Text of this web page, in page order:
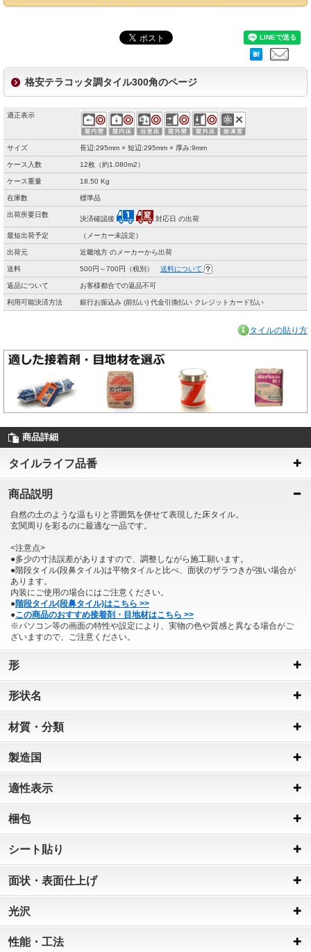
格安テラコッタ調タイル300角のページ
適正表示
サイズ 長辺:295mm × 短辺:295mm × 厚み:9mm
ケース入数 12枚（約1.080m2）
ケース重量 18.50 Kg
在庫数 標準品
出荷所要日数
決済確認後 対応日 の出荷
最短出荷予定 （メーカー未設定）
出荷元 近畿地方 のメーカーから出荷
送料 500円～700円（税別） 送料について
返品について お客様都合での返品不可
利用可能決済方法 銀行お振込み (前払い) 代金引換払い クレジットカード払い
タイルの貼り方
商品詳細
タイルライフ品番
商品説明
自然の土のような温もりと雰囲気を併せて表現した床タイル。
玄関周りを彩るのに最適な一品です。
<注意点>
●多少の寸法誤差がありますので、調整しながら施工願います。
●階段タイル(段鼻タイル)は平物タイルと比べ、面状のザラつきが強い場合が
あります。
内装にご使用の場合にはご注意ください。
●階段タイル(段鼻タイル)はこちら >>
●この商品のおすすめ接着剤・目地材はこちら >>
※パソコン等の画面の特性や設定により、実物の色や質感と異なる場合がご
ざいますので、ご注意ください。
形
形状名
材質・分類
製造国
適性表示
梱包
シート貼り
面状・表面仕上げ
光沢
性能・工法